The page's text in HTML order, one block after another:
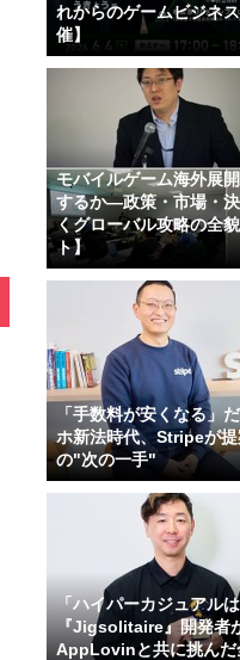
れからのゲームビジネ
催】
モバイルゲーム海外展
するか―政策・市場・
くグローバル攻略の全
ト】
「手数料が安くなる」
ホ新法時代、Stripeが
の"次の一手"
「ハイパーカジュアル
『Jigsolitaire』開発者
AppLovinと共に挑んだ